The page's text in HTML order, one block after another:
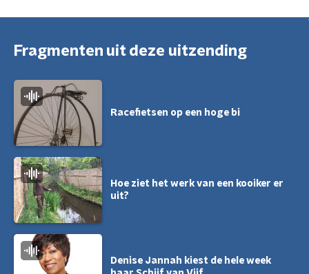
Fragmenten uit deze uitzending
Racefietsen op een hoge bi
Hoe ziet het werk van een kooiker er
uit?
Denise Jannah kiest de hele week